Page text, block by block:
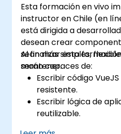
Esta formación en vivo
instructor en Chile (en
está dirigida a
desean crear
sean más simples,
mantener.
Al finalizar esta
serán capaces de:
Escribir código
resistente.
Escribir lógica de
reutilizable.